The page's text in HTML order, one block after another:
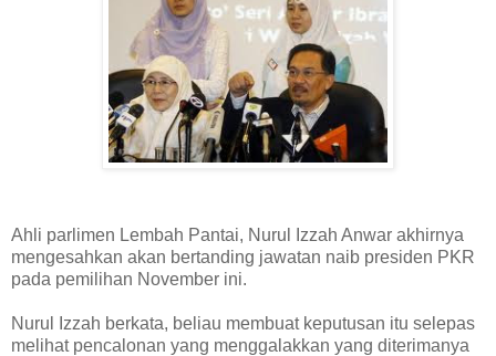
Ahli parlimen Lembah Pantai, Nurul Izzah Anwar akhirnya
mengesahkan akan bertanding jawatan naib presiden PKR
pada pemilihan November ini.
Nurul Izzah berkata, beliau membuat keputusan itu selepas
melihat pencalonan yang menggalakkan yang diterimanya